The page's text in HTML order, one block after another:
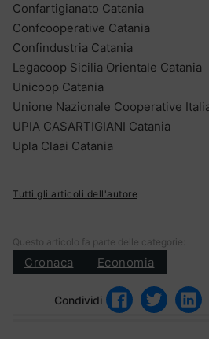
Confartigianato Catania
Confcooperative Catania
Confindustria Catania
Legacoop Sicilia Orientale Catania
Unicoop Catania
Unione Nazionale Cooperative
UPIA CASARTIGIANI Catania
Upla Claai Catania
Tutti gli articoli dell'autore
Questo articolo fa parte delle categorie:
Cronaca Economia
Condividi